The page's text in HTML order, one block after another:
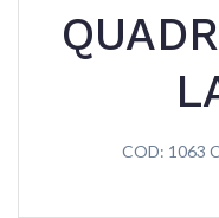
COD: 1063